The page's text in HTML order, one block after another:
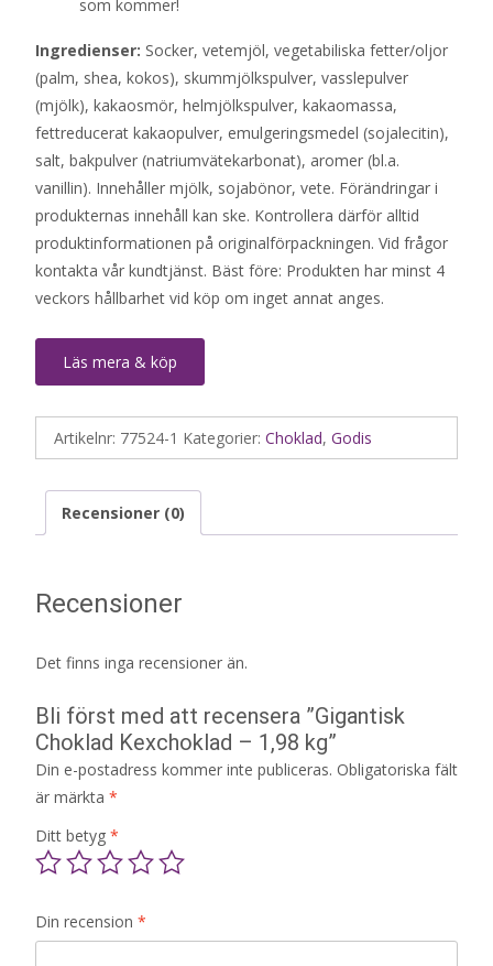
som kommer!
Ingredienser: Socker, vetemjöl, vegetabiliska fetter/oljor
(palm, shea, kokos), skummjölkspulver, vasslepulver
(mjölk), kakaosmör, helmjölkspulver, kakaomassa,
fettreducerat kakaopulver, emulgeringsmedel (sojalecitin),
salt, bakpulver (natriumvätekarbonat), aromer (bl.a.
vanillin). Innehåller mjölk, sojabönor, vete. Förändringar i
produkternas innehåll kan ske. Kontrollera därför alltid
produktinformationen på originalförpackningen. Vid frågor
kontakta vår kundtjänst. Bäst före: Produkten har minst 4
veckors hållbarhet vid köp om inget annat anges.
Läs mera & köp
Artikelnr: 77524-1 Kategorier: Choklad, Godis
Recensioner (0)
Recensioner
Det finns inga recensioner än.
Bli först med att recensera ”Gigantisk
Choklad Kexchoklad – 1,98 kg”
Din e-postadress kommer inte publiceras. Obligatoriska fält
är märkta *
Ditt betyg *
Din recension *